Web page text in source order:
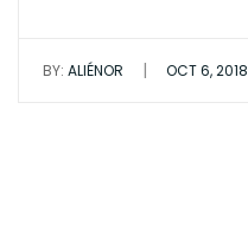
BY: ALIÉNOR | OCT 6, 2018